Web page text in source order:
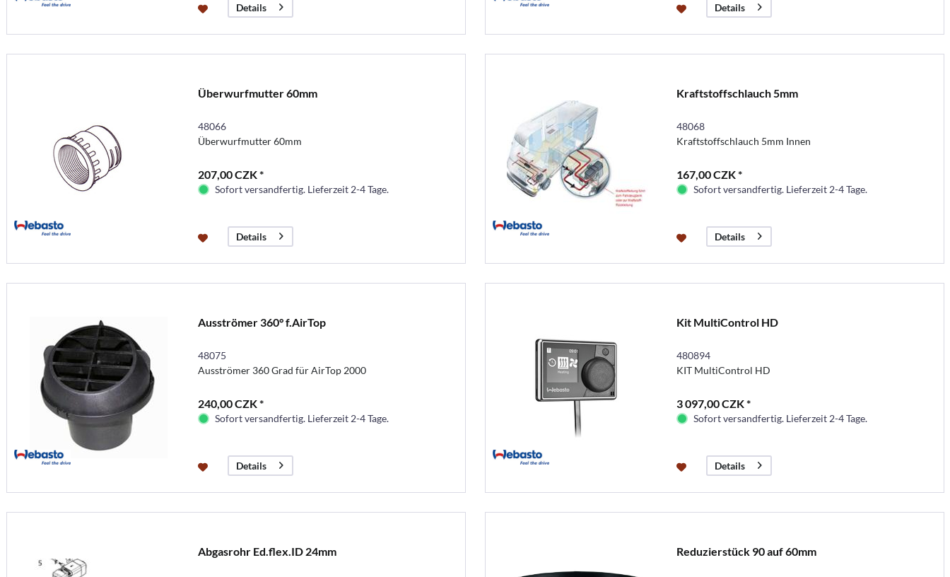
Details Details
Überwurfmutter 60mm
48066
Überwurfmutter 60mm
207,00 CZK *
Sofort versandfertig. Lieferzeit 2-4 Tage.
Details
Kraftstoffschlauch 5mm
48068
Kraftstoffschlauch 5mm Innen
167,00 CZK *
Sofort versandfertig. Lieferzeit 2-4 Tage.
Details
Ausströmer 360° f.AirTop
48075
Ausströmer 360 Grad für AirTop 2000
240,00 CZK *
Sofort versandfertig. Lieferzeit 2-4 Tage.
Details
Kit MultiControl HD
480894
KIT MultiControl HD
3 097,00 CZK *
Sofort versandfertig. Lieferzeit 2-4 Tage.
Details
Abgasrohr Ed.flex.ID 24mm Reduzierstück 90 auf 60mm